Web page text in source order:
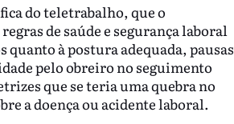
do teletrabalho, que o
de saúde e segurança laboral
à postura adequada, pausas
pelo obreiro no seguimento
que se teria uma quebra no
a doença ou acidente laboral.